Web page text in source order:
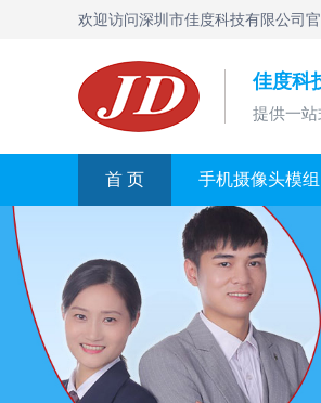
欢迎访问深圳市佳度科技有限公司官
佳度科
提供一
首 页 手机摄像头模组